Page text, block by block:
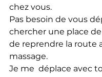
chez vous.
Pas besoin de vous
chercher une place
de reprendre la route
massage.
Je me  déplace avec